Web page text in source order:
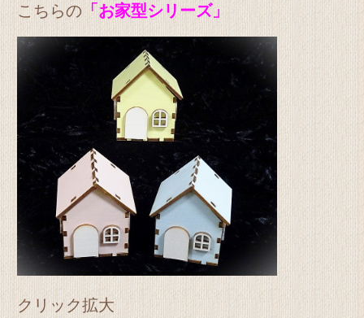
こちらの 「お家型シリーズ」
クリック拡大